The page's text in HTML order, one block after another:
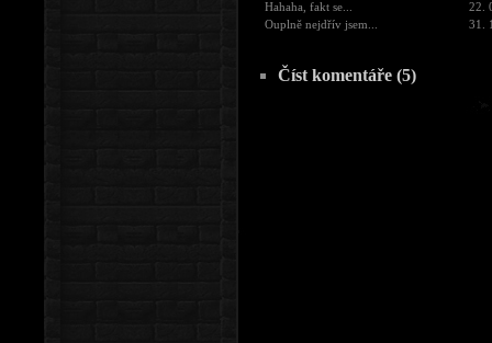
Hahaha, fakt se...
22.
Ouplně nejdřív jsem...
31.
Číst komentáře (5)